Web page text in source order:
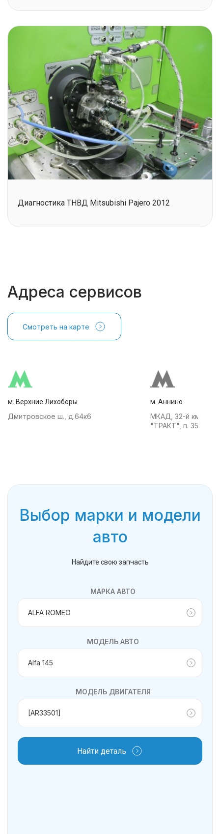
Диагностика ТНВД Mitsubishi Pajero 2012
Адреса сервисов
Смотреть на карте
м. Верхние Лихоборы
Дмитровское ш., д.64к6
м. Аннино
МКАД, 32-й км, АТК
"ТРАКТ", п. 35
Выбор марки и модели
авто
Найдите свою запчасть
МАРКА АВТО
МОДЕЛЬ АВТО
МОДЕЛЬ ДВИГАТЕЛЯ
Найти деталь